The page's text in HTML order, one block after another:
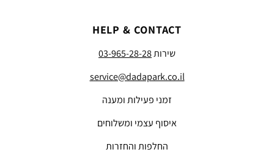
HELP & CONTACT
שירות03-965-28-28
service@dadapark.co.il
זמני פעילות ומענה
איסוף עצמי ומשלוחים
החלפות והחזרות